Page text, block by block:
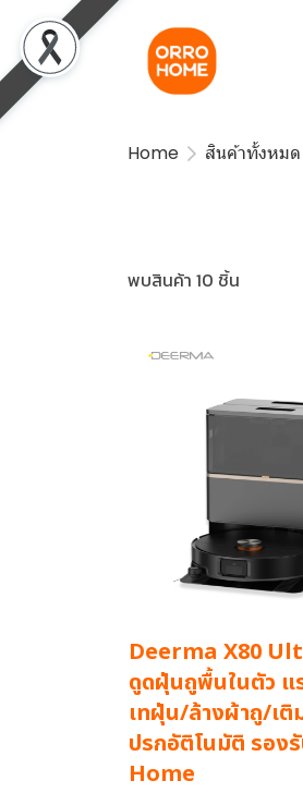
Home สินค้าทั้งหมด
พบสินค้า 10 ชิ้น
Deerma X80
ดูดฝุ่นถูพื้นในตัว แ
เทฝุ่น/ล้างผ้าถู/เ
ปรกอัติโนมัติ รอง
Home